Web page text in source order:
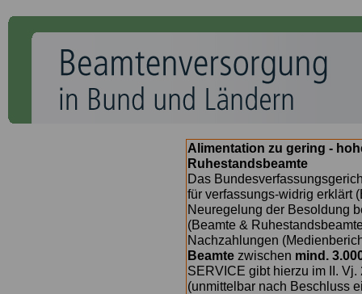
Alimentation zu gering -
Ruhestandsbeamte
Das
für verfassungs-widrig erklärt
Neuregelung der Besoldung
(Beamte &
Nachzahlungen
Beamte zwischen mind.
SERVICE gibt hierzu im II.
(unmittelbar nach Beschluss